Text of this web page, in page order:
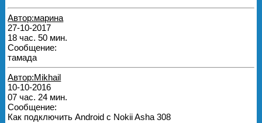
Автор:марина
27-10-2017
18 час. 50 мин.
Сообщение:
тамада
Автор:Mikhail
10-10-2016
07 час. 24 мин.
Сообщение:
Как подключить Android c Nokii Asha 308